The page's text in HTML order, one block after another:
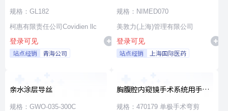
规格：GL182
柯惠有限责任公司Covidien llc
登录可见
站点经销 青海公司
规格：NIMED070
美敦力(上海)管理有限公司
登录可见
站点经销 上海国际医药
亲水涂层导丝
规格：GWO-035-300C
胸腹腔内窥镜手术系统用手术
器械
规格：470179 单极手术弯剪